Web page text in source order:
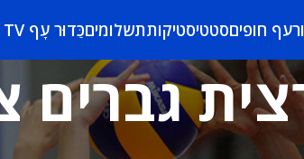
חופיםסטטיסטיקותתשלומיםכַּדוּר עָף TV
גברים